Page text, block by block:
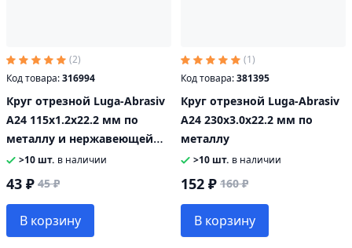
(2)
Код товара:316994
Круг отрезной Luga-Abrasiv
А24 115х1.2х22.2 мм по
металлу и нержавеющей
стали
>10 шт. в наличии
43 ₽ 45 ₽
В корзину
(1)
Код товара:381395
Круг отрезной Luga-Abrasiv
А24 230х3.0х22.2 мм по
металлу
>10 шт. в наличии
152 ₽ 160 ₽
В корзину